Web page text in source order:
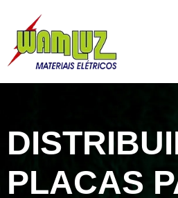
PLACAS